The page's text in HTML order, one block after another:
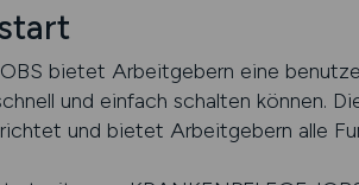
bietet Arbeitgebern eine
und einfach schalten können.
und bietet Arbeitgebern alle